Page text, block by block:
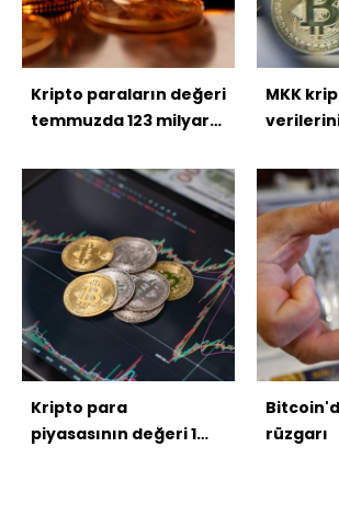
Kripto paraların değeri
temmuzda 123 milyar
MKK
verilerini
Kripto para
piyasasının değeri 1
rüzgarı